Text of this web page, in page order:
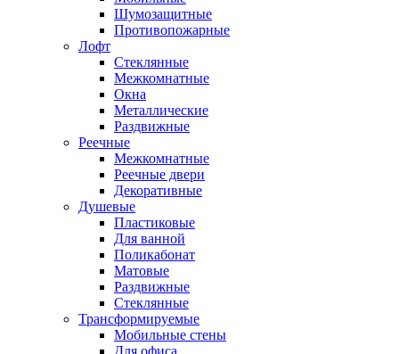
Шумозащитные
Противопожарные
Лофт
Стеклянные
Межкомнатные
Окна
Металлические
Раздвижные
Реечные
Межкомнатные
Реечные двери
Декоративные
Душевые
Пластиковые
Для ванной
Поликабонат
Матовые
Раздвижные
Стеклянные
Трансформируемые
Мобильные стены
Для офиса